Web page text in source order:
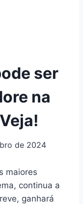
ser
na
de 2024
maiores
continua a
ganhará